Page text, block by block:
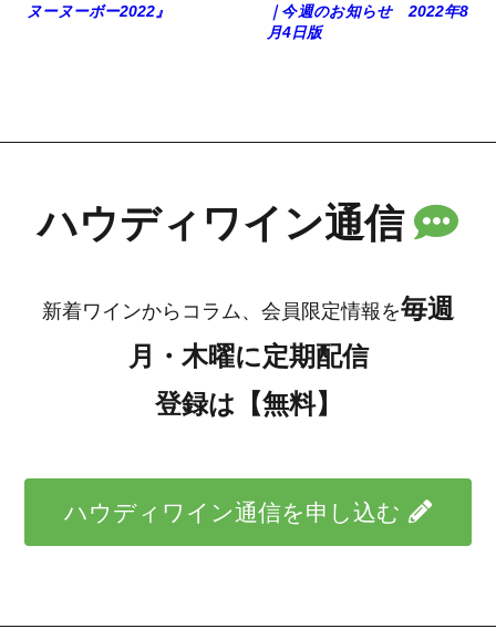
ヌーヌーボー2022』
｜今週のお知らせ 2022年8
月4日版
ハウディワイン通信
新着ワインからコラム、会員限定情報を毎週
月・木曜に定期配信
登録は【無料】
ハウディワイン通信を申し込む